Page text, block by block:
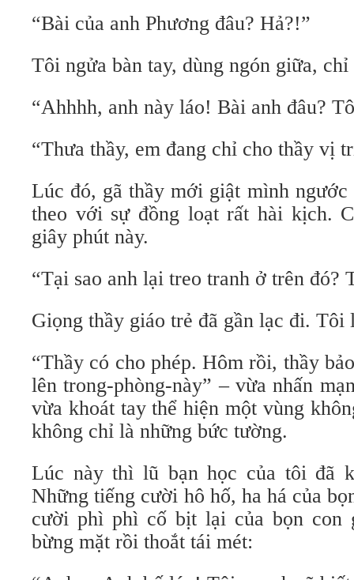
“Bài của anh Phương đâu? Hả?!”
Tôi ngửa bàn tay, dùng ngón giữa,
“Ahhhh, anh này láo! Bài anh đâu?
“Thưa thầy, em đang chỉ cho thầy vị
Lúc đó, gã thầy mới giật mình
theo với sự đồng loạt rất hài kịch.
giây phút này.
“Tại sao anh lại treo tranh ở trên đó?
Giọng thầy giáo trẻ đã gần lạc đi. Tôi
“Thầy có cho phép. Hôm rồi, thầy
lên trong-phòng-này” – vừa nhấn
vừa khoát tay thể hiện một vùng
không chỉ là những bức tường.
Lúc này thì lũ bạn học của tôi đã
Những tiếng cười hô hố, ha há của
cười phì phì cố bịt lại của bọn con
bừng mặt rồi thoắt tái mét: